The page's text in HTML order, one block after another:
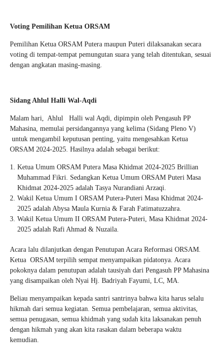
Voting Pemilihan Ketua ORSAM
Pemilihan Ketua ORSAM Putera maupun Puteri dilaksanakan secara
voting di tempat-tempat pemungutan suara yang telah ditentukan, sesuai
dengan angkatan masing-masing.
Sidang Ahlul Halli Wal-Aqdi
Malam hari, Ahlul Halli wal Aqdi, dipimpin oleh Pengasuh PP
Mahasina, memulai persidangannya yang kelima (Sidang Pleno V)
untuk mengambil keputusan penting, yaitu mengesahkan Ketua
ORSAM 2024-2025. Hasilnya adalah sebagai berikut:
Ketua Umum ORSAM Putera Masa Khidmat 2024-2025 Brillian
Muhammad Fikri. Sedangkan Ketua Umum ORSAM Puteri Masa
Khidmat 2024-2025 adalah Tasya Nurandiani Arzaqi.
Wakil Ketua Umum I ORSAM Putera-Puteri Masa Khidmat 2024-
2025 adalah Abysa Maula Kurnia & Farah Fatimatuzzahra.
Wakil Ketua Umum II ORSAM Putera-Puteri, Masa Khidmat 2024-
2025 adalah Rafi Ahmad & Nuzaila.
Acara lalu dilanjutkan dengan Penutupan Acara Reformasi ORSAM.
Ketua ORSAM terpilih sempat menyampaikan pidatonya. Acara
pokoknya dalam penutupan adalah tausiyah dari Pengasuh PP Mahasina
yang disampaikan oleh Nyai Hj. Badriyah Fayumi, LC, MA.
Beliau menyampaikan kepada santri­ santrinya bahwa kita harus selalu
hikmah dari semua kegiatan. Semua pembelajaran, semua aktivitas,
semua penugasan, semua khidmah yang sudah kita laksanakan penuh
dengan hikmah yang akan kita rasakan dalam beberapa waktu
kemudian.